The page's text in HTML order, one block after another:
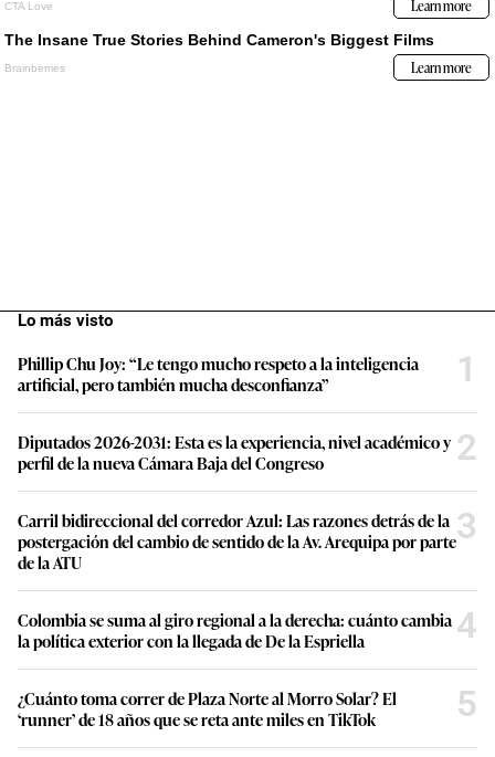
Lo más visto
Phillip Chu Joy: “Le tengo mucho respeto a la inteligencia
artificial, pero también mucha desconfianza”
1
Diputados 2026-2031: Esta es la experiencia, nivel académico y
perfil de la nueva Cámara Baja del Congreso
2
Carril bidireccional del corredor Azul: Las razones detrás de la
postergación del cambio de sentido de la Av. Arequipa por parte
de la ATU
3
Colombia se suma al giro regional a la derecha: cuánto cambia
la política exterior con la llegada de De la Espriella
4
¿Cuánto toma correr de Plaza Norte al Morro Solar? El
‘runner’ de 18 años que se reta ante miles en TikTok
5